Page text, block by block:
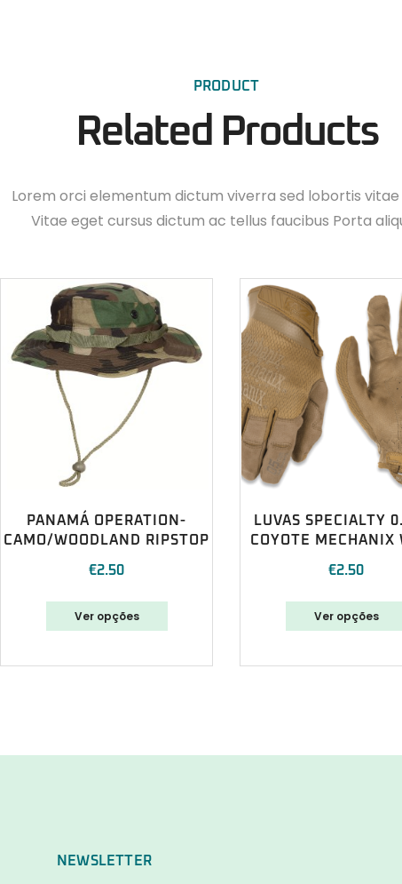
PRODUCT
Related Products
Lorem orci elementum dictum viverra sed lobortis vitae
Vitae eget cursus dictum ac tellus faucibus Porta
PANAMÁ OPERATION-
CAMO/WOODLAND RIPSTOP
€2.50
Ver opções
LUVAS SPECIALTY
COYOTE MECHANIX
€2.50
Ver opções
NEWSLETTER